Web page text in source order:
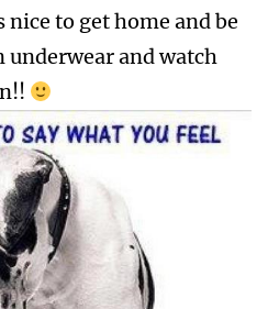
nice to get home and be
underwear and watch